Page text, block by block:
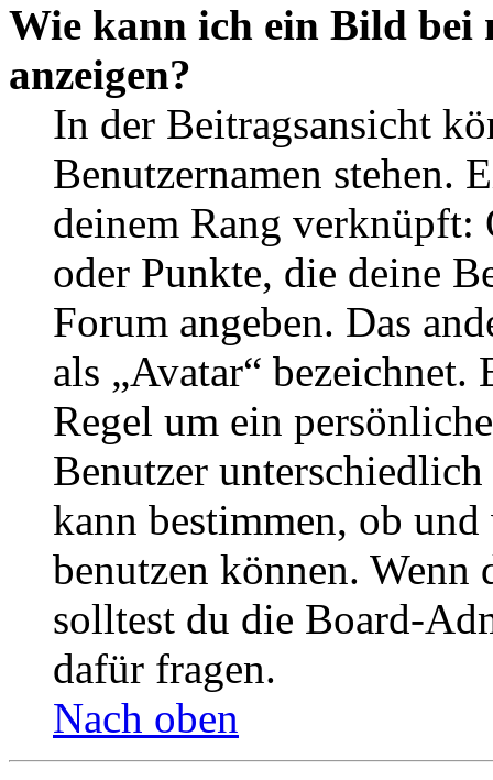
Wie kann ich ein Bild bei
anzeigen?
In der Beitragsansicht
Benutzernamen stehen.
deinem Rang verknüpft:
oder Punkte, die deine
Forum angeben. Das
als „Avatar“
Regel um ein
Benutzer
kann bestimmen, ob
benutzen können. Wenn
solltest du die Board-
dafür fragen.
Nach oben